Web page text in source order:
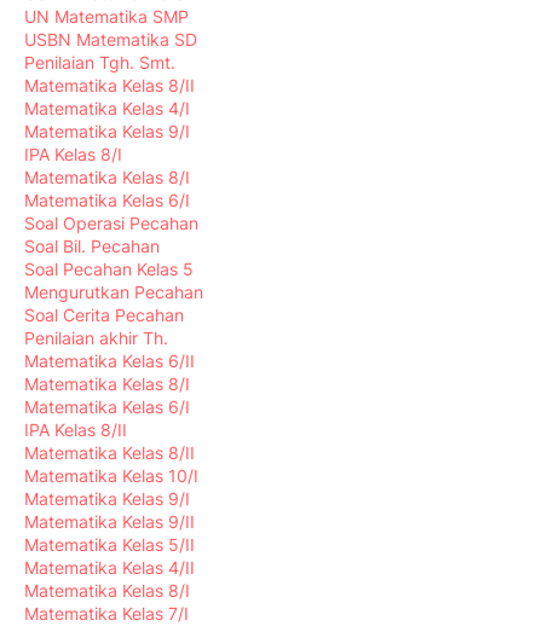
UN Matematika SMP
USBN Matematika SD
Penilaian Tgh. Smt.
Matematika Kelas 8/II
Matematika Kelas 4/I
Matematika Kelas 9/I
IPA Kelas 8/I
Matematika Kelas 8/I
Matematika Kelas 6/I
Soal Operasi Pecahan
Soal Bil. Pecahan
Soal Pecahan Kelas 5
Mengurutkan Pecahan
Soal Cerita Pecahan
Penilaian akhir Th.
Matematika Kelas 6/II
Matematika Kelas 8/I
Matematika Kelas 6/I
IPA Kelas 8/II
Matematika Kelas 8/II
Matematika Kelas 10/I
Matematika Kelas 9/I
Matematika Kelas 9/II
Matematika Kelas 5/II
Matematika Kelas 4/II
Matematika Kelas 8/I
Matematika Kelas 7/I